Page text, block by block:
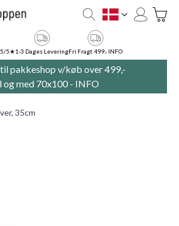
DK
5/5★1-3 Dages LeveringFri Fragt 499,- INFO
pakkeshop v/køb over 499,-
og med 70x100 - INFO
35cm